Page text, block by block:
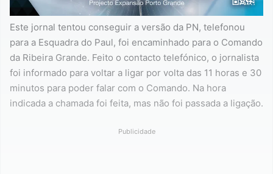
Este jornal tentou conseguir a versão da PN, telefonou
para a Esquadra do Paul, foi encaminhado para o Comando
da Ribeira Grande. Feito o contacto telefónico, o jornalista
foi informado para voltar a ligar por volta das 11 horas e 30
minutos para poder falar com o Comando. Na hora
indicada a chamada foi feita, mas não foi passada a ligação.
Publicidade